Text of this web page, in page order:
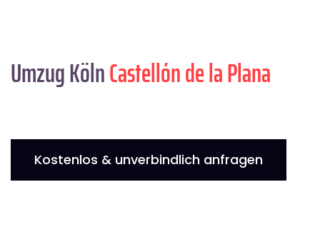
Umzug KölnCastellón de la Plana
Kostenlos & unverbindlich anfragen